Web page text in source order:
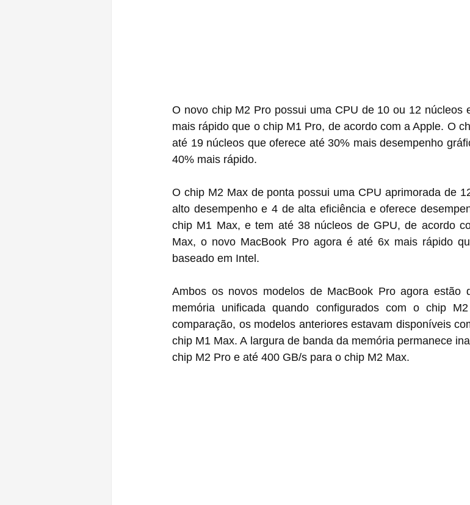
O novo chip M2 Pro possui uma CPU de 10 ou 12 núcleos
mais rápido que o chip M1 Pro, de acordo com a Apple. O
até 19 núcleos que oferece até 30% mais desempenho
40% mais rápido.
O chip M2 Max de ponta possui uma CPU aprimorada de
alto desempenho e 4 de alta eficiência e oferece
chip M1 Max, e tem até 38 núcleos de GPU, de acordo
Max, o novo MacBook Pro agora é até 6x mais rápido
baseado em Intel.
Ambos os novos modelos de MacBook Pro agora estão
memória unificada quando configurados com o chip
comparação, os modelos anteriores estavam disponíveis
chip M1 Max. A largura de banda da memória permanece
chip M2 Pro e até 400 GB/s para o chip M2 Max.